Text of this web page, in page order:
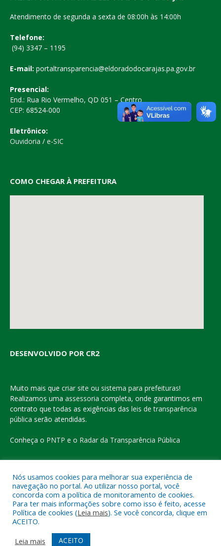
Atendimento de segunda a sexta de 08:00h às 14:00h
Telefone:
(94) 3347 – 1195
E-mail: portaltransparencia@eldoradodocarajas.pa.gov.br
Presencial:
End.: Rua Rio Vermelho, QD 051 – Centro
CEP: 68524-000
Eletrônico:
Ouvidoria / e-SIC
COMO CHEGAR À PREFEITURA
DESENVOLVIDO POR CR2
Muito mais que criar site ou sistema para prefeituras!
Realizamos uma assessoria completa, onde garantimos em
contrato que todas as exigências das leis de transparência
pública serão atendidas.
Conheça o PNTP e o Radar da Transparência Pública
Todos os direitos reservados a Prefeitura Municipal de Eldorado
do Carajás
Mapa do Site
Acessar o Webmail
Nós usamos cookies para melhorar sua experiência de
navegação no portal. Ao utilizar nosso portal, você
concorda com a política de monitoramento de cookies.
Para ter mais informações sobre como isso é feito, acesse
Política de cookies (Leia mais). Se você concorda, clique em
ACEITO.
Leia mais
ACEITO